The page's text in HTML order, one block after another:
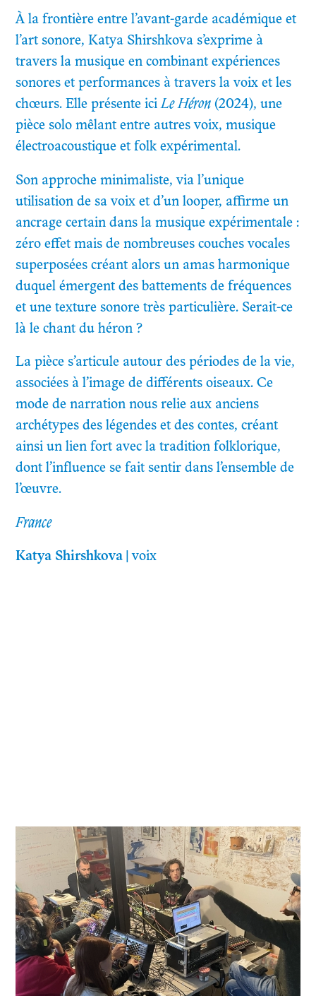
À la frontière entre l’avant-garde académique et
l’art sonore, Katya Shirshkova s’exprime à
travers la musique en combinant expériences
sonores et performances à travers la voix et les
chœurs. Elle présente iciLe Héron(2024), une
pièce solo mêlant entre autres voix, musique
électroacoustique et folk expérimental.
Son approche minimaliste, via l’unique
utilisation de sa voix et d’un looper, affirme un
ancrage certain dans la musique expérimentale :
zéro effet mais de nombreuses couches vocales
superposées créant alors un amas harmonique
duquel émergent des battements de fréquences
et une texture sonore très particulière. Serait-ce
là le chant du héron ?
La pièce s’articule autour des périodes de la vie,
associées à l’image de différents oiseaux. Ce
mode de narration nous relie aux anciens
archétypes des légendes et des contes, créant
ainsi un lien fort avec la tradition folklorique,
dont l’influence se fait sentir dans l’ensemble de
l’œuvre.
France
Katya Shirshkova voix